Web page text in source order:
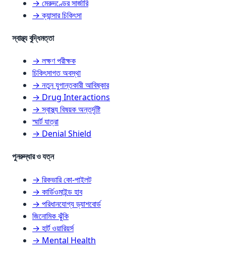
→ মেরুদণ্ডের সার্জারি
→ ক্যান্সার চিকিৎসা
স্বাস্থ্য বুদ্ধিমত্তা
→ লক্ষণ পরীক্ষক
চিকিৎসাগত অবস্থা
→ নতুন যুগান্তকারী আবিষ্কার
→ Drug Interactions
→ স্বাস্থ্য বিষয়ক অন্তর্দৃষ্টি
স্মার্ট যাত্রা
→ Denial Shield
পুনরুদ্ধার ও যত্ন
→ রিকভারি কো-পাইলট
→ কার্ডিওমাইন্ড হাব
→ পরিধানযোগ্য ড্যাশবোর্ড
জিনোমিক ঝুঁকি
→ হার্ট ওয়ারিয়র্স
→ Mental Health